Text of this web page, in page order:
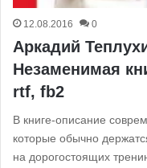
12.08.2016 0
Аркадий
Незаменимая
rtf, fb2
В книге-описание
которые обычно
на дорогостоящих